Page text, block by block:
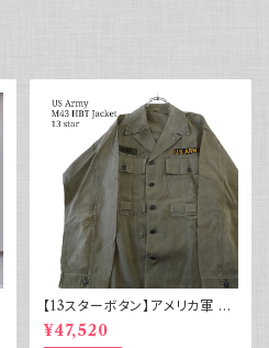
【13スターボタン】アメリカ軍 M
43 HBT ジャケット パッチ 軍物
実物
¥47,520